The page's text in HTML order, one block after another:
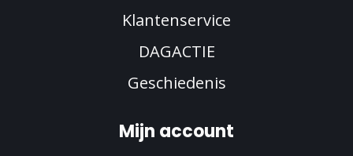
Klantenservice
DAGACTIE
Geschiedenis
Mijn account